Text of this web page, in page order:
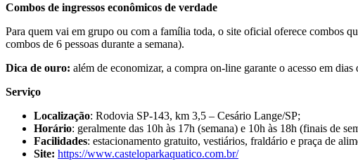
Combos de ingressos econômicos de verdade
Para quem vai em grupo ou com a família toda, o site oficial oferece combos
combos de 6 pessoas durante a semana).
Dica de ouro: além de economizar, a compra on-line garante o acesso em
Serviço
Localização: Rodovia SP-143, km 3,5 – Cesário Lange/SP;
Horário: geralmente das 10h às 17h (semana) e 10h às 18h (finais de
Facilidades: estacionamento gratuito, vestiários, fraldário e praça de
Site: https://www.casteloparkaquatico.com.br/